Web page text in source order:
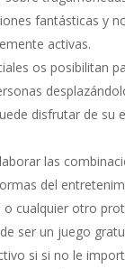
fantásticas y
activas.
os posibilitan
disfrutar de su
las
del
o cualquier otro
ser un juego
si si no le